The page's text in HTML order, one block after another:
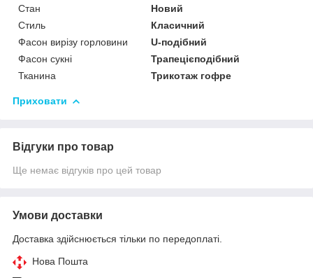
Стан
Новий
Стиль
Класичний
Фасон вирізу горловини
U-подібний
Фасон сукні
Трапецієподібний
Тканина
Трикотаж гофре
Приховати
Відгуки про товар
Ще немає відгуків про цей товар
Умови доставки
Доставка здійснюється тільки по передоплаті.
Нова Пошта